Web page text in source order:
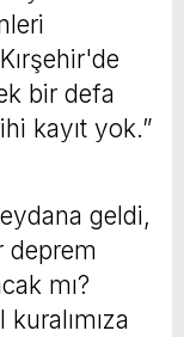
bir defa
kayıt yok.”
geldi,
deprem
mı?